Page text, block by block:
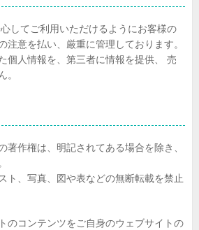
してご利用いただけるようにお客様の
注意を払い、厳重に管理しております。
個人情報を、第三者に情報を提供、 売
。
著作権は、明記されてある場合を除き、
ト、写真、図や表などの無断転載を禁止
のコンテンツをご自身のウェブサイトの